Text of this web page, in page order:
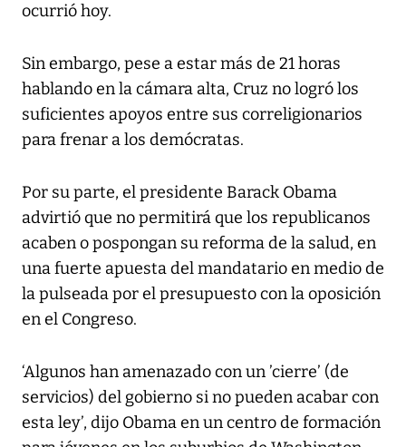
ocurrió hoy.
Sin embargo, pese a estar más de 21 horas
hablando en la cámara alta, Cruz no logró los
suficientes apoyos entre sus correligionarios
para frenar a los demócratas.
Por su parte, el presidente Barack Obama
advirtió que no permitirá que los republicanos
acaben o pospongan su reforma de la salud, en
una fuerte apuesta del mandatario en medio de
la pulseada por el presupuesto con la oposición
en el Congreso.
‘Algunos han amenazado con un ’cierre’ (de
servicios) del gobierno si no pueden acabar con
esta ley’, dijo Obama en un centro de formación